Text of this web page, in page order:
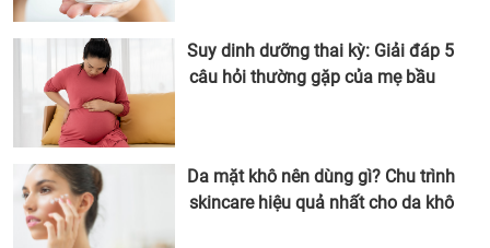
Suy dinh dưỡng thai kỳ: Giải đáp 5
câu hỏi thường gặp của mẹ bầu
Da mặt khô nên dùng gì? Chu trình
skincare hiệu quả nhất cho da khô